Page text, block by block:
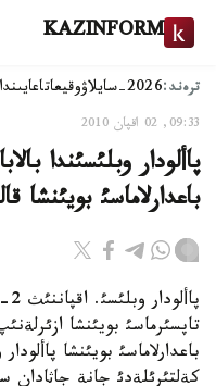
KAZINFORM
ترەند:2026-سايلاۋ وقيعا
09:33, 02 اقپان 2010
پاألودار وبلئسئندا
باعدارلاماسئ بويئنشا
تاپسئرماسئ بويئنشا
باعدارلاماسئ بويئنشا
كةلتئرئلةدئ جانة جاثادان